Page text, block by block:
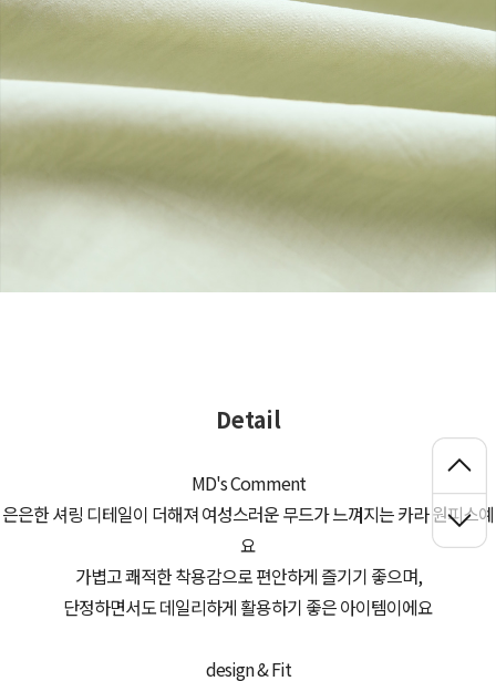
Detail
MD's Comment
은은한 셔링 디테일이 더해져 여성스러운 무드가 느껴지는 카라 원피스예
요
가볍고 쾌적한 착용감으로 편안하게 즐기기 좋으며,
단정하면서도 데일리하게 활용하기 좋은 아이템이에요
design & Fit